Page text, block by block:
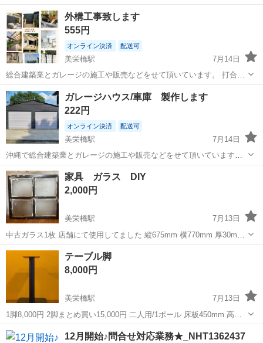
いたものの、使う機会がなく2年ほど押入れに眠ってました。 動きは
しますが、機能を果たしてるかは不明です。 ですので、0円でお譲り
いたします。
沖縄 浦添市 美栄橋駅 その他
外構工事致します
555円
オンライン決済 配送可
美栄橋駅
7月14日
総合建築業とガレージの施工や販売などをせて頂いています。 打合せ
お見積【無料】 ※ご自宅の改装/店舗の改装などなんでもご相談くださ
い。 ※フルオーダーガレージなども展開していますのでガレージ用途
だけではなく店舗などにも...
沖縄 那覇市 インテリア雑貨/小物
ガレージハウス/車庫 製作します
222円
オンライン決済 配送可
美栄橋駅
7月14日
沖縄で総合建築業とガレージの施工や販売などをせて頂いています。
打合せお見積【無料】 ※ご自宅の改装/店舗の改装などなんでもご相談
ください。 ※ガレージに付きましてはお客様の要望のサイズでのオー
ダーがやカラーバリエーショ...
沖縄 那覇市 美栄橋駅
家具 ガラス DIY
2,000円
美栄橋駅
7月13日
中古ガラス1枚 店舗にて使用してました 縦675mm 横770mm 厚30mm
ガラスはクリアではなくモザイクは入ってます 1枚目表面 黒ペンキ 2
枚目裏面 コーキング残り 中古品によりビス穴、ビス残り、ペンキは
沖縄 那覇市 美栄橋駅
テーブル脚
8,000円
美栄橋駅
7月13日
1脚8,000円 2脚まとめ買い15,000円 二人用/1ポール 床板450mm 高さ
680mm 芯中 80mm ビスなし 中古品によりご理解ある方の買取お願い
します。
沖縄 美栄橋駅 テーブル ポール
12月開始♪問合せ対応業務★_NHT1362437